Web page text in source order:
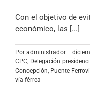
Con el objetivo de
económico, las [...]
Por administrador |
CPC Delegación
Concepción Puente
vía férrea